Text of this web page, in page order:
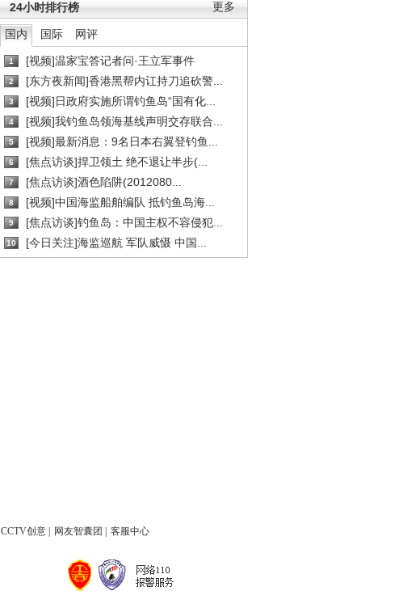
更多
24小时排行榜
国内 国际 网评
1 [视频]温家宝答记者问·王立军事件
2 [东方夜新闻]香港黑帮内讧持刀追砍警...
3 [视频]日政府实施所谓钓鱼岛“国有化...
4 [视频]我钓鱼岛领海基线声明交存联合...
5 [视频]最新消息：9名日本右翼登钓鱼...
6 [焦点访谈]捍卫领土 绝不退让半步(...
7 [焦点访谈]酒色陷阱(2012080...
8 [视频]中国海监船舶编队 抵钓鱼岛海...
9 [焦点访谈]钓鱼岛：中国主权不容侵犯...
10 [今日关注]海监巡航 军队威慑 中国...
CCTV创意 网友智囊团 客服中心